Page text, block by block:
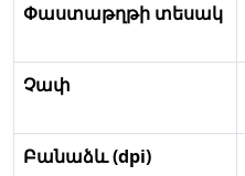
Փաստաթղթի տեսակ
Չափ
Բանաձև (dpi)